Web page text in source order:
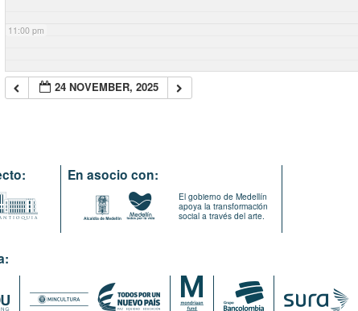
11:00 pm
24 NOVEMBER, 2025
En asocio con:
El gobierno de Medellín
apoya la transformación
social a través del arte.